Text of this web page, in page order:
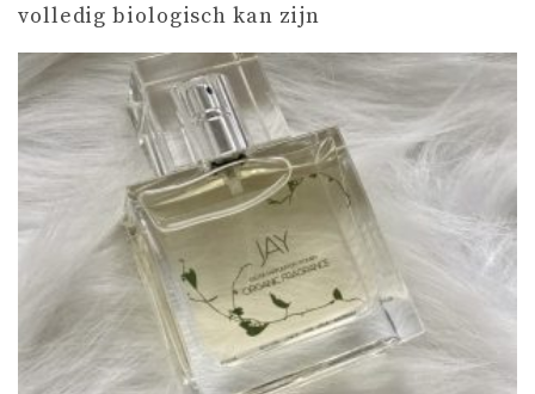
volledig biologisch kan zijn